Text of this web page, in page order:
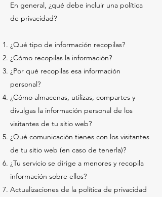
En general, ¿qué debe incluir una política
de privacidad?
¿Qué tipo de información recopilas?
¿Cómo recopilas la información?
¿Por qué recopilas esa información
personal?
¿Cómo almacenas, utilizas, compartes y
divulgas la información personal de los
visitantes de tu sitio web?
¿Qué comunicación tienes con los visitantes
de tu sitio web (en caso de tenerla)?
¿Tu servicio se dirige a menores y recopila
información sobre ellos?
Actualizaciones de la política de privacidad